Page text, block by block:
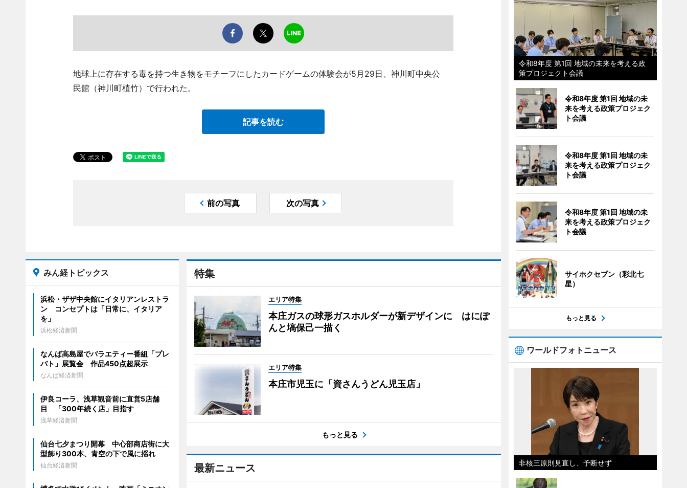
地球上に存在する毒を持つ生き物をモチーフにしたカードゲームの体験会が5月29日、神川町中央公
民館（神川町植竹）で行われた。
記事を読む
前の写真 次の写真
特集
エリア特集
本庄ガスの球形ガスホルダーが新デザインに はにぽ
んと塙保己一描く
エリア特集
本庄市児玉に「資さんうどん児玉店」
もっと見る
最新ニュース
みん経トピックス
浜松・ザザ中央館にイタリアンレストラ
ン コンセプトは「日常に、イタリア
を」
浜松経済新聞
なんば高島屋でバラエティー番組「プレ
バト」展覧会 作品450点超展示
なんば経済新聞
伊良コーラ、浅草観音前に直営5店舗
目 「300年続く店」目指す
浅草経済新聞
仙台七夕まつり開幕 中心部商店街に大
型飾り300本、青空の下で風に揺れ
仙台経済新聞
令和8年度 第1回 地域の未来を考える政
策プロジェクト会議
令和8年度 第1回 地域の未
来を考える政策プロジェク
ト会議
令和8年度 第1回 地域の未
来を考える政策プロジェク
ト会議
令和8年度 第1回 地域の未
来を考える政策プロジェク
ト会議
サイホクセブン（彩北七
星）
もっと見る
ワールドフォトニュース
非核三原則見直し、予断せず